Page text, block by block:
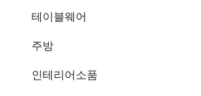
테이블웨어
주방
인테리어소품